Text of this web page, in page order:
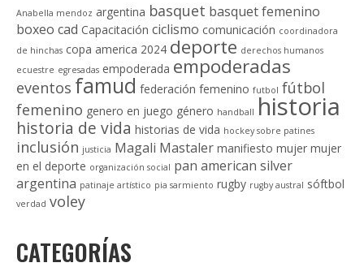
Anabella mendoz argentina basquet basquet femenino
boxeo cad Capacitación ciclismo comunicación coordinadora
de hinchas copa america 2024 deporte derechos humanos
ecuestre egresadas empoderada empoderadas
eventos famud federación femenino futbol fútbol
femenino genero en juego género handball historia
historia de vida historias de vida hockey sobre patines
inclusión justicia Magali Mastaler manifiesto mujer mujer
en el deporte organización social pan american silver
argentina patinaje artístico pia sarmiento rugby rugby austral sóftbol
verdad voley
CATEGORÍAS